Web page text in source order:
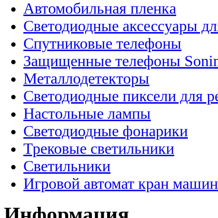
Автомобильная пленка
Светодиодные аксессуары
Спутниковые телефоны
Защищенные телефоны
Металлодетекторы
Светодиодные пиксели для
Настольные лампы
Светодиодные фонарики
Трековые светильники
Светильники
Игровой автомат кран